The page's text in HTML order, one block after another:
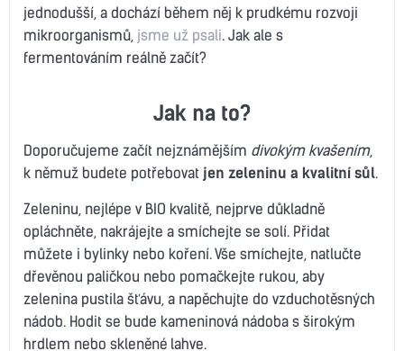
jednodušší, a dochází během něj k prudkému rozvoji
mikroorganismů, jsme už psali. Jak ale s
fermentováním reálně začít?
Jak na to?
Doporučujeme začít nejznámějším divokým kvašením,
k němuž budete potřebovat jen zeleninu a kvalitní sůl.
Zeleninu, nejlépe v BIO kvalitě, nejprve důkladně
opláchněte, nakrájejte a smíchejte se solí. Přidat
můžete i bylinky nebo koření. Vše smíchejte, natlučte
dřevěnou paličkou nebo pomačkejte rukou, aby
zelenina pustila šťávu, a napěchujte do vzduchotěsných
nádob. Hodit se bude kameninová nádoba s širokým
hrdlem nebo skleněné lahve.